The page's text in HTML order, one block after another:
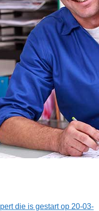
die is gestart op 20-03-